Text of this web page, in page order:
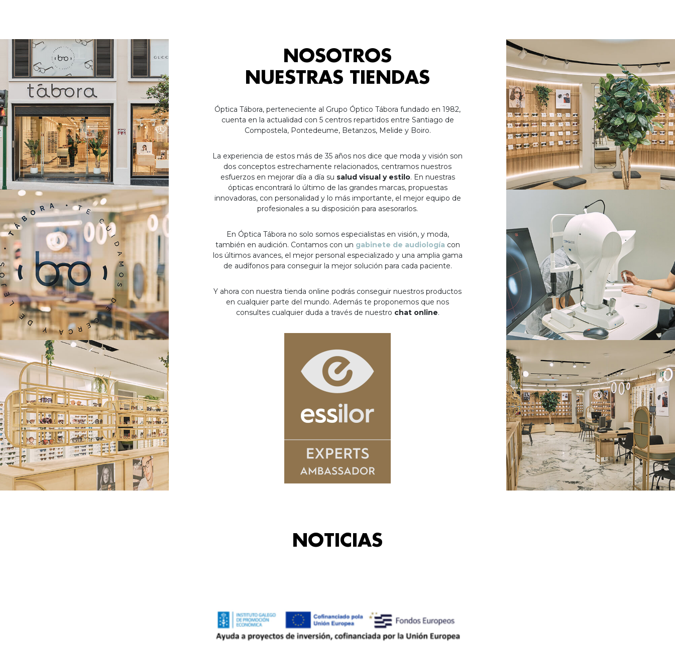
NOSOTROS
NUESTRAS TIENDAS
Óptica Tábora, perteneciente al Grupo Óptico Tábora fundado en 1982,
cuenta en la actualidad con 5 centros repartidos entre Santiago de
Compostela, Pontedeume, Betanzos, Melide y Boiro.
La experiencia de estos más de 35 años nos dice que moda y visión son
dos conceptos estrechamente relacionados, centramos nuestros
esfuerzos en mejorar día a día su salud visual y estilo. En nuestras
ópticas encontrará lo último de las grandes marcas, propuestas
innovadoras, con personalidad y lo más importante, el mejor equipo de
profesionales a su disposición para asesorarlos.
En Óptica Tábora no solo somos especialistas en visión, y moda,
también en audición. Contamos con un gabinete de audiología con
los últimos avances, el mejor personal especializado y una amplia gama
de audífonos para conseguir la mejor solución para cada paciente.
Y ahora con nuestra tienda online podrás conseguir nuestros productos
en cualquier parte del mundo. Además te proponemos que nos
consultes cualquier duda a través de nuestro chat online.
NOTICIAS